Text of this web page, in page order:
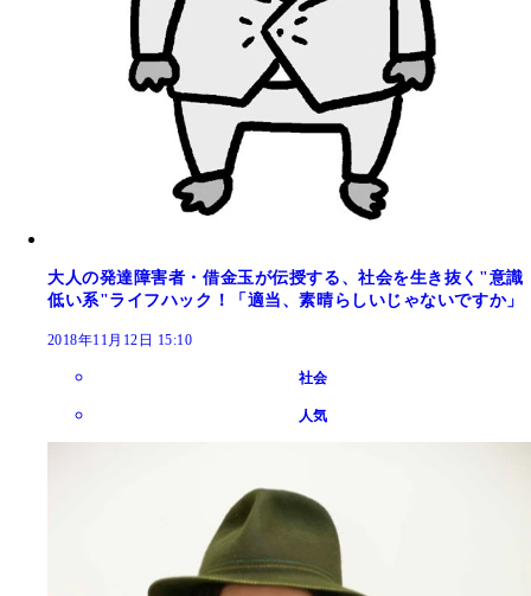
大人の発達障害者・借金玉が伝授する、社会を生き抜く"意識
低い系"ライフハック！「適当、素晴らしいじゃないですか」
2018年11月12日 15:10
社会
人気